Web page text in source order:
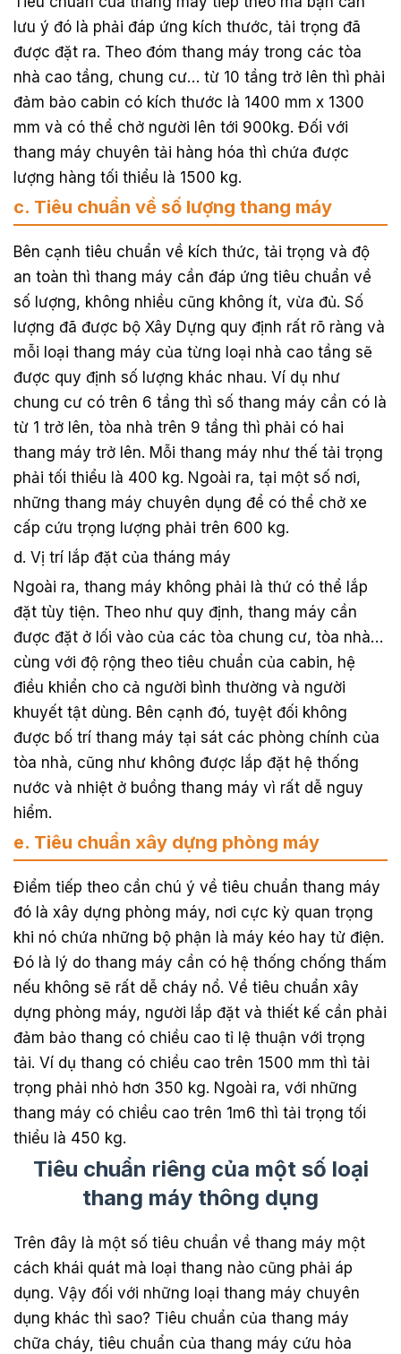
lưu ý đó là phải đáp ứng kích thước, tải trọng đã
được đặt ra. Theo đóm thang máy trong các tòa
nhà cao tầng, chung cư… từ 10 tầng trở lên thì phải
đảm bảo cabin có kích thước là 1400 mm x 1300
mm và có thể chở người lên tới 900kg. Đối với
thang máy chuyên tải hàng hóa thì chứa được
lượng hàng tối thiểu là 1500 kg.
c. Tiêu chuẩn về số lượng thang máy
Bên cạnh tiêu chuẩn về kích thức, tải trọng và độ
an toàn thì thang máy cần đáp ứng tiêu chuẩn về
số lượng, không nhiều cũng không ít, vừa đủ. Số
lượng đã được bộ Xây Dựng quy định rất rõ ràng và
mỗi loại thang máy của từng loại nhà cao tầng sẽ
được quy định số lượng khác nhau. Ví dụ như
chung cư có trên 6 tầng thì số thang máy cần có là
từ 1 trở lên, tòa nhà trên 9 tầng thì phải có hai
thang máy trở lên. Mỗi thang máy như thế tải trọng
phải tối thiểu là 400 kg. Ngoài ra, tại một số nơi,
những thang máy chuyên dụng để có thể chở xe
cấp cứu trọng lượng phải trên 600 kg.
d. Vị trí lắp đặt của tháng máy
Ngoài ra, thang máy không phải là thứ có thể lắp
đặt tùy tiện. Theo như quy định, thang máy cần
được đặt ở lối vào của các tòa chung cư, tòa nhà…
cùng với độ rộng theo tiêu chuẩn của cabin, hệ
điều khiển cho cả người bình thường và người
khuyết tật dùng. Bên cạnh đó, tuyệt đối không
được bố trí thang máy tại sát các phòng chính của
tòa nhà, cũng như không được lắp đặt hệ thống
nước và nhiệt ở buồng thang máy vì rất dễ nguy
hiểm.
e. Tiêu chuẩn xây dựng phòng máy
Điểm tiếp theo cần chú ý về tiêu chuẩn thang máy
đó là xây dựng phòng máy, nơi cực kỳ quan trọng
khi nó chứa những bộ phận là máy kéo hay tử điện.
Đó là lý do thang máy cần có hệ thống chống thấm
nếu không sẽ rất dễ cháy nổ. Về tiêu chuẩn xây
dựng phòng máy, người lắp đặt và thiết kế cần phải
đảm bảo thang có chiều cao tỉ lệ thuận với trọng
tải. Ví dụ thang có chiều cao trên 1500 mm thì tải
trọng phải nhỏ hơn 350 kg. Ngoài ra, với những
thang máy có chiều cao trên 1m6 thì tải trọng tối
thiểu là 450 kg.
Tiêu chuẩn riêng của một số loại
thang máy thông dụng
Trên đây là một số tiêu chuẩn về thang máy một
cách khái quát mà loại thang nào cũng phải áp
dụng. Vậy đối với những loại thang máy chuyên
dụng khác thì sao? Tiêu chuẩn của thang máy
chữa cháy, tiêu chuẩn của thang máy cứu hỏa